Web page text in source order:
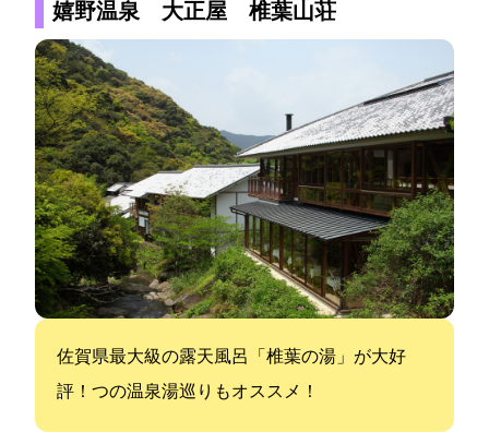
嬉野温泉 大正屋 椎葉山荘
佐賀県最大級の露天風呂「椎葉の湯」が大好
評！5つの温泉湯巡りもオススメ！